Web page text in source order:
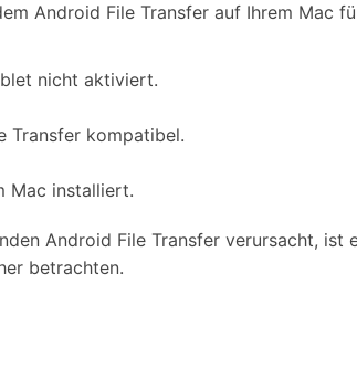
Android File Transfer auf Ihrem Mac
nicht aktiviert.
Transfer kompatibel.
Mac installiert.
Android File Transfer verursacht,
betrachten.